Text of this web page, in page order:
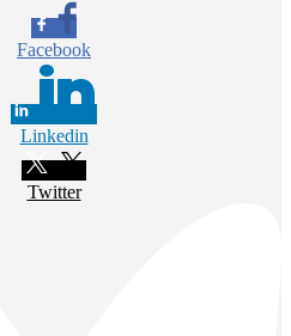
Facebook
Linkedin
Twitter